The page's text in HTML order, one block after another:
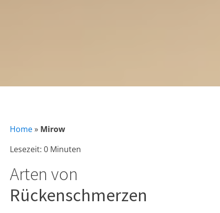
Home» Mirow
Lesezeit: 0 Minuten
Arten von
Rückenschmerzen